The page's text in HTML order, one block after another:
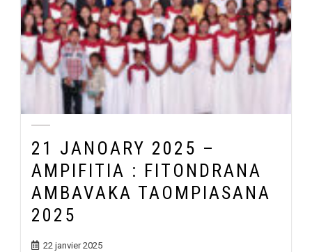
21 JANOARY 2025 –
AMPIFITIA : FITONDRANA
AMBAVAKA TAOMPIASANA
2025
22 janvier 2025